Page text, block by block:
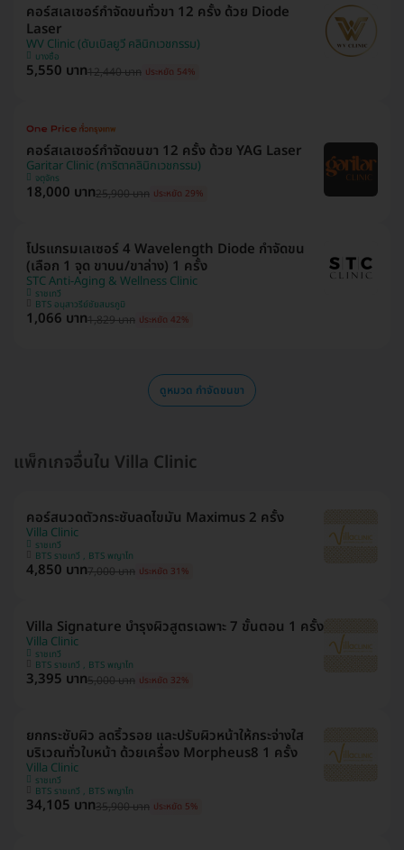
คอร์สเลเซอร์กำจัดขนทั่วขา 12 ครั้ง ด้วย Diode
Laser
WV Clinic (ดับเบิลยูวี คลินิกเวชกรรม)
บางซื่อ
5,550 บาท12,440 บาท ประหยัด 54%
คอร์สเลเซอร์กำจัดขนขา 12 ครั้ง ด้วย YAG Laser
Garitar Clinic (การิตาคลินิกเวชกรรม)
จตุจักร
18,000 บาท25,900 บาท ประหยัด 29%
โปรแกรมเลเซอร์ 4 Wavelength Diode กำจัดขน
(เลือก 1 จุด ขาบน/ขาล่าง) 1 ครั้ง
STC Anti-Aging & Wellness Clinic
ราชเทวี
BTS อนุสาวรีย์ชัยสมรภูมิ
1,066 บาท1,829 บาท ประหยัด 42%
ดูหมวด กำจัดขนขา
แพ็กเกจอื่นใน Villa Clinic
คอร์สนวดตัวกระชับลดไขมัน Maximus 2 ครั้ง
Villa Clinic
ราชเทวี
BTS ราชเทวี , BTS พญาไท
4,850 บาท7,000 บาท ประหยัด 31%
Villa Signature บำรุงผิวสูตรเฉพาะ 7 ขั้นตอน 1 ครั้ง
Villa Clinic
ราชเทวี
BTS ราชเทวี , BTS พญาไท
3,395 บาท5,000 บาท ประหยัด 32%
ยกกระชับผิว ลดริ้วรอย และปรับผิวหน้าให้กระจ่างใส
บริเวณทั่วใบหน้า ด้วยเครื่อง Morpheus8 1 ครั้ง
Villa Clinic
ราชเทวี
BTS ราชเทวี , BTS พญาไท
34,105 บาท35,900 บาท ประหยัด 5%